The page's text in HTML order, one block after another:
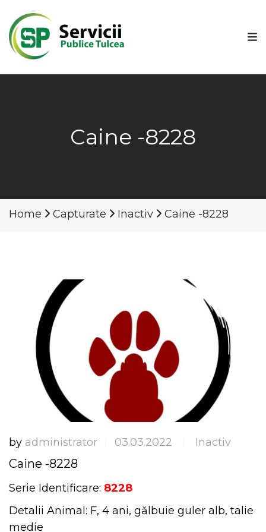
Caine -8228
Home Capturate Inactiv Caine -8228
by administrator 03.03.2022 Inactiv
Caine -8228
Serie Identificare: 8228
Detalii Animal: F, 4 ani, gălbuie guler alb, talie
medie